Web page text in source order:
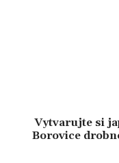
Vytvarujte si
Borovice